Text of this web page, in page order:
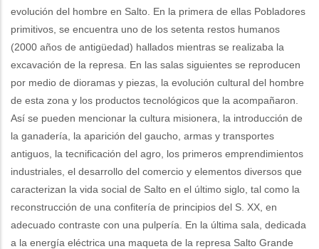
evolución del hombre en Salto. En la primera de ellas Pobladores
primitivos, se encuentra uno de los setenta restos humanos
(2000 años de antigüedad) hallados mientras se realizaba la
excavación de la represa. En las salas siguientes se reproducen
por medio de dioramas y piezas, la evolución cultural del hombre
de esta zona y los productos tecnológicos que la acompañaron.
Así se pueden mencionar la cultura misionera, la introducción de
la ganadería, la aparición del gaucho, armas y transportes
antiguos, la tecnificación del agro, los primeros emprendimientos
industriales, el desarrollo del comercio y elementos diversos que
caracterizan la vida social de Salto en el último siglo, tal como la
reconstrucción de una confitería de principios del S. XX, en
adecuado contraste con una pulpería. En la última sala, dedicada
a la energía eléctrica una maqueta de la represa Salto Grande